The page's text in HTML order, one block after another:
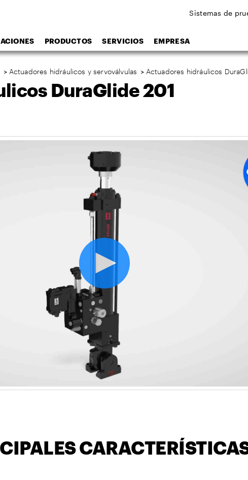
PRODUCTOS SERVICIOS EMPRESA
Sistemas de
> Actuadores hidráulicos y servoválvulas > Actuadores hidráulicos
DuraGlide 201